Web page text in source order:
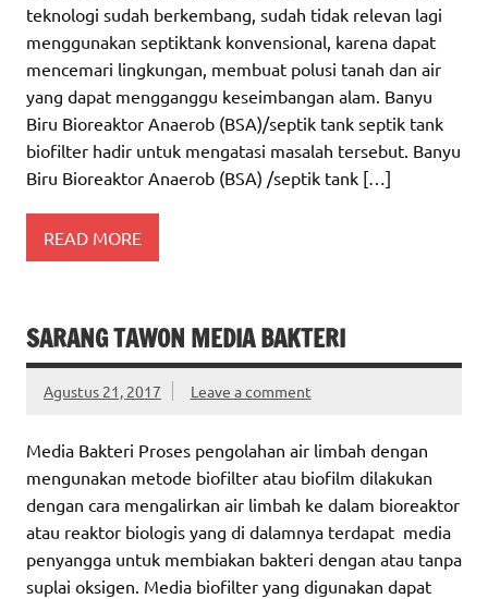
teknologi sudah berkembang, sudah tidak relevan lagi
menggunakan septiktank konvensional, karena dapat
mencemari lingkungan, membuat polusi tanah dan air
yang dapat mengganggu keseimbangan alam. Banyu
Biru Bioreaktor Anaerob (BSA)/septik tank septik tank
biofilter hadir untuk mengatasi masalah tersebut. Banyu
Biru Bioreaktor Anaerob (BSA) /septik tank […]
READ MORE
SARANG TAWON MEDIA BAKTERI
Agustus 21, 2017 Leave a comment
Media Bakteri Proses pengolahan air limbah dengan
mengunakan metode biofilter atau biofilm dilakukan
dengan cara mengalirkan air limbah ke dalam bioreaktor
atau reaktor biologis yang di dalamnya terdapat media
penyangga untuk membiakan bakteri dengan atau tanpa
suplai oksigen. Media biofilter yang digunakan dapat